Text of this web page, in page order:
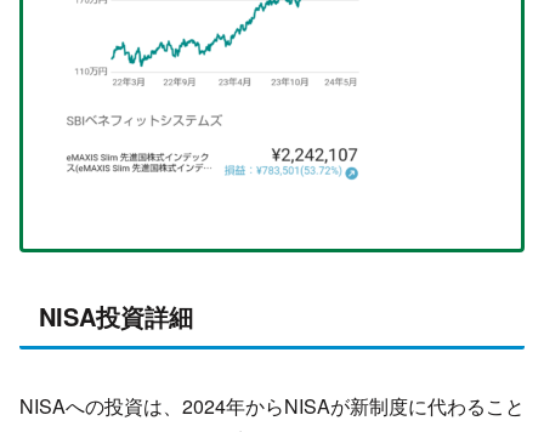
NISA投資詳細
NISAへの投資は、2024年からNISAが新制度に代わること